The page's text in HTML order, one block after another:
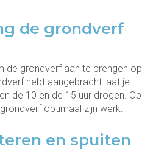
de grondverf
de grondverf aan te brengen op
hebt aangebracht laat je
de 10 en de 15 uur drogen. Op
optimaal zijn werk.
en spuiten